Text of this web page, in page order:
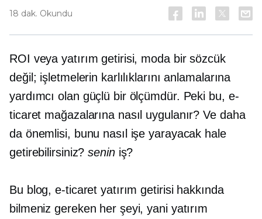
18 dak. Okundu
ROI veya yatırım getirisi, moda bir sözcük
değil; işletmelerin karlılıklarını anlamalarına
yardımcı olan güçlü bir ölçümdür. Peki bu, e-
ticaret mağazalarına nasıl uygulanır? Ve daha
da önemlisi, bunu nasıl işe yarayacak hale
getirebilirsiniz?seniniş?
Bu blog, e-ticaret yatırım getirisi hakkında
bilmeniz gereken her şeyi, yani yatırım